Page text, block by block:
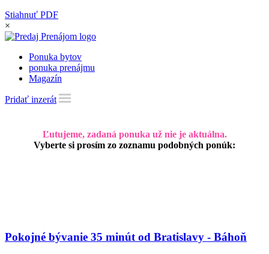
Stiahnuť PDF
×
Ponuka bytov
ponuka prenájmu
Magazín
Pridať inzerát
Ľutujeme, zadaná ponuka už nie je aktuálna.
Vyberte si prosím zo zoznamu podobných ponúk:
Pokojné bývanie 35 minút od Bratislavy - Báhoň